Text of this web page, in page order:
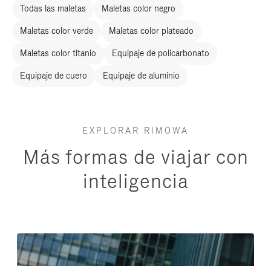
Todas las maletas Maletas color negro
Maletas color verde Maletas color plateado
Maletas color titanio Equipaje de policarbonato
Equipaje de cuero Equipaje de aluminio
EXPLORAR RIMOWA
Más formas de viajar con
inteligencia